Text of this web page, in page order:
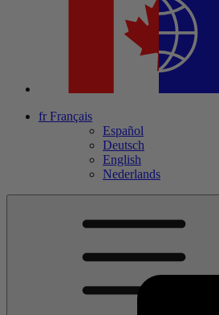
fr Français
Español
Deutsch
English
Nederlands